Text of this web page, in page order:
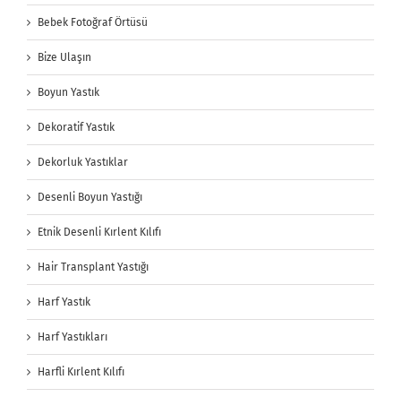
Bebek Fotoğraf Örtüsü
Bize Ulaşın
Boyun Yastık
Dekoratif Yastık
Dekorluk Yastıklar
Desenli Boyun Yastığı
Etnik Desenli Kırlent Kılıfı
Hair Transplant Yastığı
Harf Yastık
Harf Yastıkları
Harfli Kırlent Kılıfı